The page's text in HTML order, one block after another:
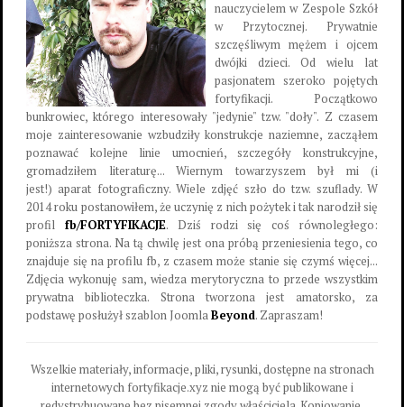
nauczycielem w Zespole Szkół
w Przytocznej. Prywatnie
szczęśliwym mężem i ojcem
dwójki dzieci. Od wielu lat
pasjonatem szeroko pojętych
fortyfikacji. Początkowo
bunkrowiec, którego interesowały "jedynie" tzw. "doły". Z czasem
moje zainteresowanie wzbudziły konstrukcje naziemne, zacząłem
poznawać kolejne linie umocnień, szczegóły konstrukcyjne,
gromadziłem literaturę... Wiernym towarzyszem był mi (i
jest!) aparat fotograficzny. Wiele zdjęć szło do tzw. szuflady. W
2014 roku postanowiłem, że uczynię z nich pożytek i tak narodził się
profil fb/FORTYFIKACJE. Dziś rodzi się coś równoległego:
poniższa strona. Na tą chwilę jest ona próbą przeniesienia tego, co
znajduje się na profilu fb, z czasem może stanie się czymś więcej...
Zdjęcia wykonuję sam, wiedza merytoryczna to przede wszystkim
prywatna biblioteczka. Strona tworzona jest amatorsko, za
podstawę posłużył szablon JoomlaBeyond. Zapraszam!
Wszelkie materiały, informacje, pliki, rysunki, dostępne na stronach
internetowych fortyfikacje.xyz nie mogą być publikowane i